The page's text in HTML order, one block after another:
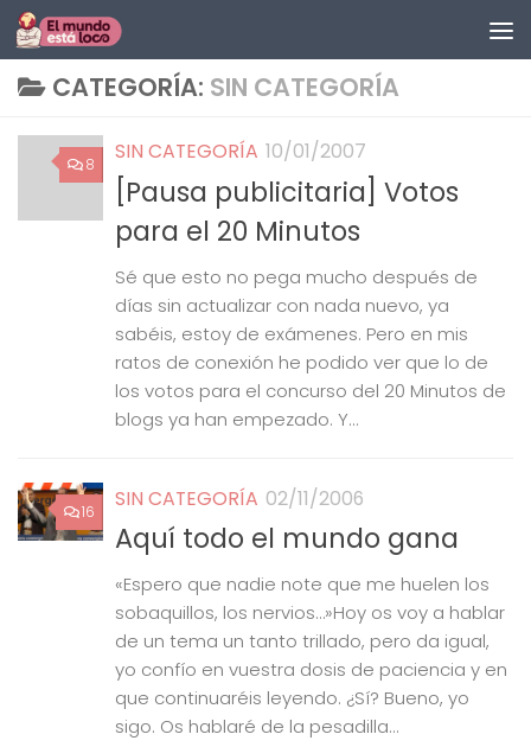
Saltar al contenido
CATEGORÍA: SIN CATEGORÍA
8 SIN CATEGORÍA 10/01/2007
[Pausa publicitaria] Votos
para el 20 Minutos
Sé que esto no pega mucho después de
días sin actualizar con nada nuevo, ya
sabéis, estoy de exámenes. Pero en mis
ratos de conexión he podido ver que lo de
los votos para el concurso del 20 Minutos de
blogs ya han empezado. Y...
16 SIN CATEGORÍA 02/11/2006
Aquí todo el mundo gana
«Espero que nadie note que me huelen los
sobaquillos, los nervios…»Hoy os voy a hablar
de un tema un tanto trillado, pero da igual,
yo confío en vuestra dosis de paciencia y en
que continuaréis leyendo. ¿Sí? Bueno, yo
sigo. Os hablaré de la pesadilla...